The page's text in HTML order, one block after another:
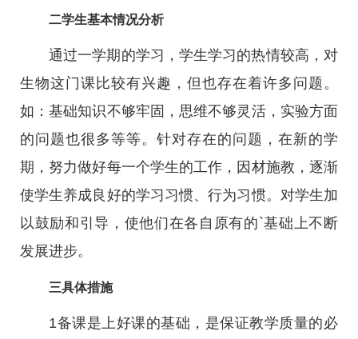
二学生基本情况分析
通过一学期的学习，学生学习的热情较高，对
生物这门课比较有兴趣，但也存在着许多问题。
如：基础知识不够牢固，思维不够灵活，实验方面
的问题也很多等等。针对存在的问题，在新的学
期，努力做好每一个学生的工作，因材施教，逐渐
使学生养成良好的学习习惯、行为习惯。对学生加
以鼓励和引导，使他们在各自原有的`基础上不断
发展进步。
三具体措施
1备课是上好课的基础，是保证教学质量的必